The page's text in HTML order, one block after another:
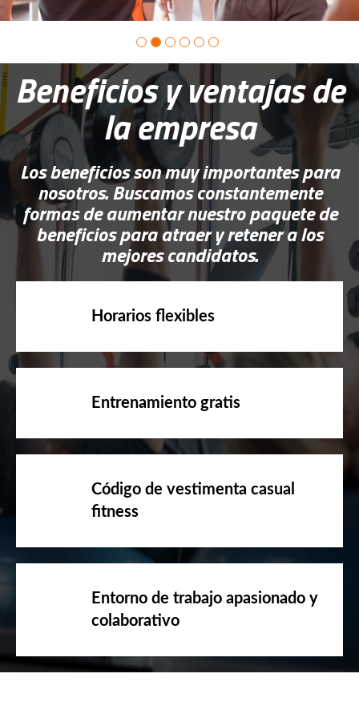
Beneficios y ventajas de
la empresa
Los beneficios son muy importantes para
nosotros. Buscamos constantemente
formas de aumentar nuestro paquete de
beneficios para atraer y retener a los
mejores candidatos.
fitness
colaborativo